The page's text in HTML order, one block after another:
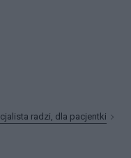
radzi, dla pacjentki